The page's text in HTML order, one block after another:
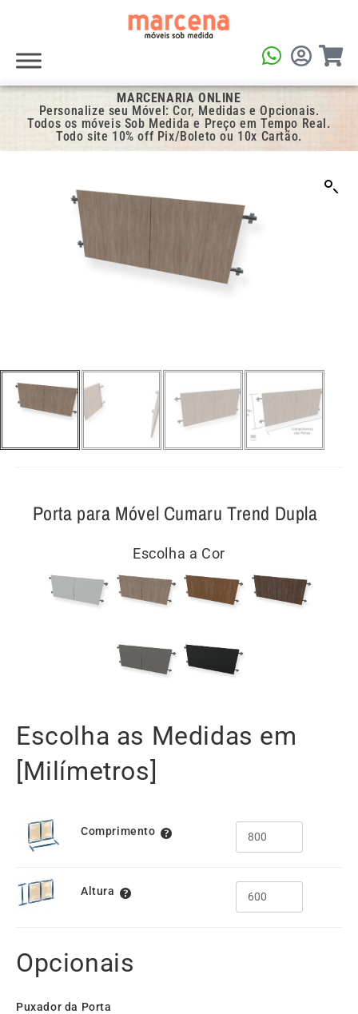
MARCENARIA ONLINE
Personalize seu Móvel: Cor, Medidas e Opcionais.
Todos os móveis Sob Medida e Preço em Tempo Real.
Todo site 10% off Pix/Boleto ou 10x Cartão.
Porta para Móvel Cumaru Trend Dupla
Escolha a Cor
Escolha as Medidas em
[Milímetros]
Comprimento
Altura
Opcionais
Puxador da Porta